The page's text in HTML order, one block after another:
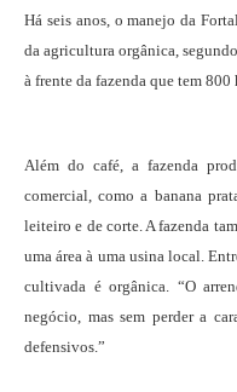
Há seis anos, o manejo da
da agricultura orgânica,
à frente da fazenda que tem 800
Além do café, a fazenda
comercial, como a banana
leiteiro e de corte. A fazenda
uma área à uma usina local.
cultivada é orgânica. “O
negócio, mas sem perder a
defensivos.”